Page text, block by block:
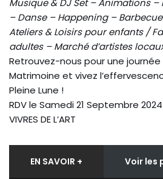
Musique & DJ Set – Animations
– Danse – Happening –
Ateliers & Loisirs pour enfants /
adultes – Marché d’artistes
Retrouvez-nous pour une
Matrimoine et vivez
Pleine Lune !
RDV le Samedi 21 Septembre
VIVRES DE L’ART
EN SAVOIR + Voir les